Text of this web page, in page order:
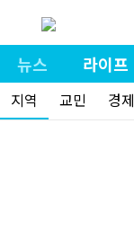
뉴스 라이프
지역 교민 경제